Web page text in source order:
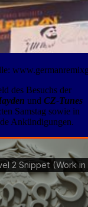
des Besuchs der
und CZ-Tunes
Samstag sowie in
Ankündigungen.